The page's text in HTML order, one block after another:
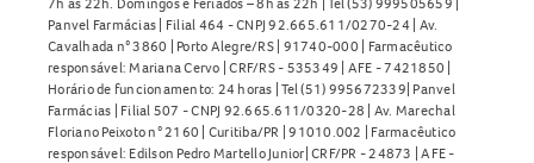
Panvel Farmácias | Filial 464 - CNPJ 92.665.611/0270-24 | Av.
Cavalhada n° 3860 | Porto Alegre/RS | 91740-000 | Farmacêutico
responsável: Mariana Cervo | CRF/RS - 535349 | AFE - 7421850 |
Horário de funcionamento: 24 horas | Tel (51) 995672339| Panvel
Farmácias | Filial 507 - CNPJ 92.665.611/0320-28 | Av. Marechal
Floriano Peixoto n° 2160 | Curitiba/PR | 91010.002 | Farmacêutico
responsável: Edilson Pedro Martello Junior| CRF/PR - 24873 | AFE -